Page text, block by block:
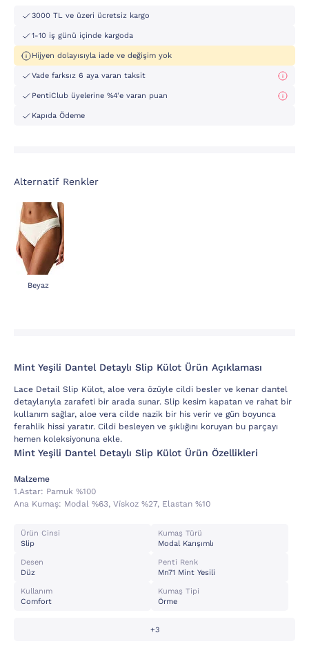
3000 TL ve üzeri ücretsiz kargo
1-10 iş günü içinde kargoda
Hijyen dolayısıyla iade ve değişim yok
Vade farksız 6 aya varan taksit
PentiClub üyelerine %4'e varan puan
Kapıda Ödeme
Alternatif Renkler
Beyaz
Mint Yeşili Dantel Detaylı Slip Külot Ürün Açıklaması
Lace Detail Slip Külot, aloe vera özüyle cildi besler ve kenar dantel
detaylarıyla zarafeti bir arada sunar. Slip kesim kapatan ve rahat bir
kullanım sağlar, aloe vera cilde nazik bir his verir ve gün boyunca
ferahlik hissi yaratır. Cildi besleyen ve şıklığını koruyan bu parçayı
hemen koleksiyonuna ekle.
Mint Yeşili Dantel Detaylı Slip Külot Ürün Özellikleri
Malzeme
1.astar: Pamuk %100
Ana Kumaş: Modal %63, Vi̇skoz %27, Elastan %10
Ürün Cinsi
Slip
Kumaş Türü
Modal Karışımlı
Desen
Düz
Penti Renk
Mn71 Mint Yesili
Kullanım
Comfort
Kumaş Tipi
Örme
+3